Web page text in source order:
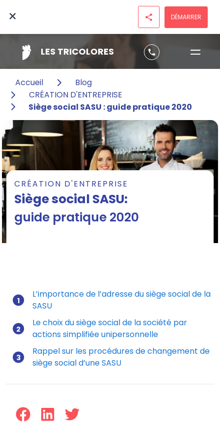
LES TRICOLORES phone
× share DÉMARRER
Accueil
Blog
CRÉATION D'ENTREPRISE
Siège social SASU : guide pratique 2020
CRÉATION D'ENTREPRISE
Siège social SASU:
guide pratique 2020
Mis à jour le 01/01/2021
L’importance de l’adresse du siège social de la
SASU
Le choix du siège social de la société par
actions simplifiée unipersonnelle
Rappel sur les procédures de changement de
siège social d’une SASU